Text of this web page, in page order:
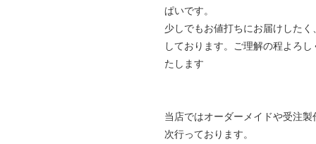
ぱいです。
少しでもお値打ちにお届けしたく
しております。ご理解の程よろし
たします
当店ではオーダーメイドや受注製
次行っております。